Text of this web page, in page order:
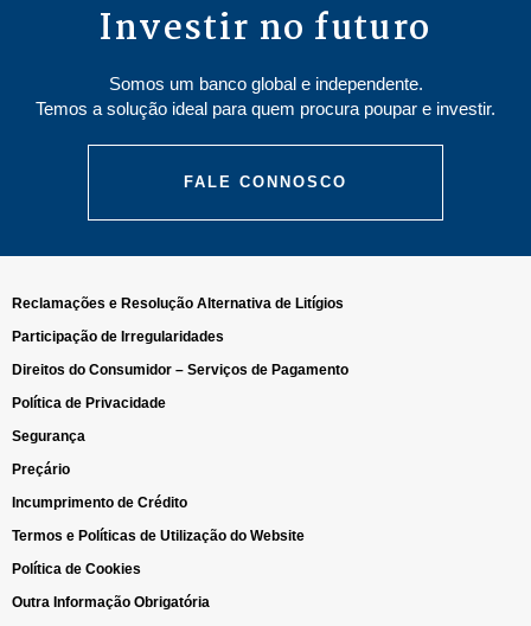
Investir no futuro
Somos um banco global e independente.
Temos a solução ideal para quem procura poupar e investir.
FALE CONNOSCO
Reclamações e Resolução Alternativa de Litígios
Participação de Irregularidades
Direitos do Consumidor – Serviços de Pagamento
Política de Privacidade
Segurança
Preçário
Incumprimento de Crédito
Termos e Políticas de Utilização do Website
Política de Cookies
Outra Informação Obrigatória